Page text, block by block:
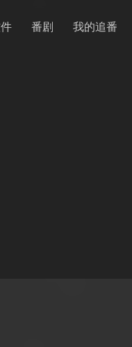
番剧 我的追番